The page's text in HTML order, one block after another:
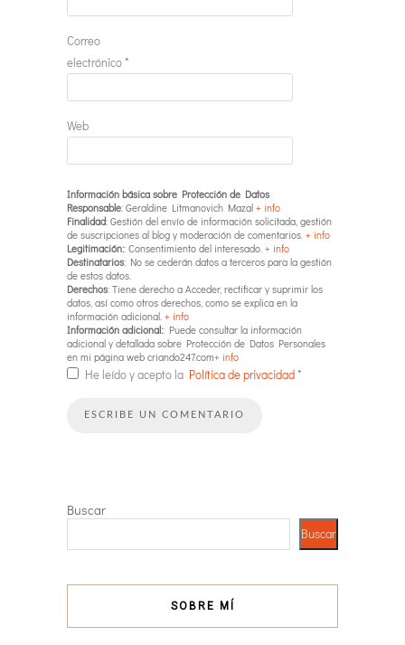
Correo
electrónico*
Web
Información básica sobre Protección de Datos
Responsable: Geraldine Litmanovich Mazal + info
Finalidad: Gestión del envío de información solicitada, gestión
de suscripciones al blog y moderación de comentarios. + info
Legitimación:: Consentimiento del interesado. + info
Destinatarios: No se cederán datos a terceros para la gestión
de estos datos.
Derechos: Tiene derecho a Acceder, rectificar y suprimir los
datos, así como otros derechos, como se explica en la
información adicional. + info
Información adicional:: Puede consultar la información
adicional y detallada sobre Protección de Datos Personales
en mi página web criando247.com+ info
He leído y acepto la Política de privacidad*
Buscar
Buscar
SOBRE MÍ